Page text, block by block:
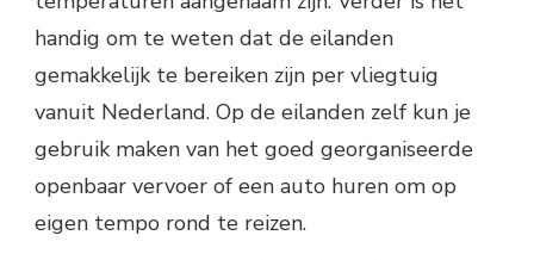
handig om te weten dat de eilanden
gemakkelijk te bereiken zijn per vliegtuig
vanuit Nederland. Op de eilanden zelf kun je
gebruik maken van het goed georganiseerde
openbaar vervoer of een auto huren om op
eigen tempo rond te reizen.